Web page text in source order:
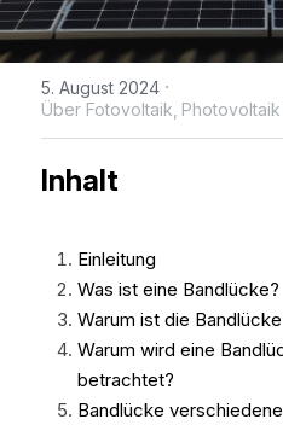
IBC Solarmodul-
Bifaciale
Shingled
Zeitlich begrenzte
Broschüre
Photovoltaik
Maysun Solar
Kontaktieren Sie uns
Treten der
WhatsApp
5. August 2024 ·
Über Fotovoltaik,
Inhalt
Einleitung
Was ist eine Bandlücke?
Warum ist die
Warum wird eine
betrachtet?
Bandlücke